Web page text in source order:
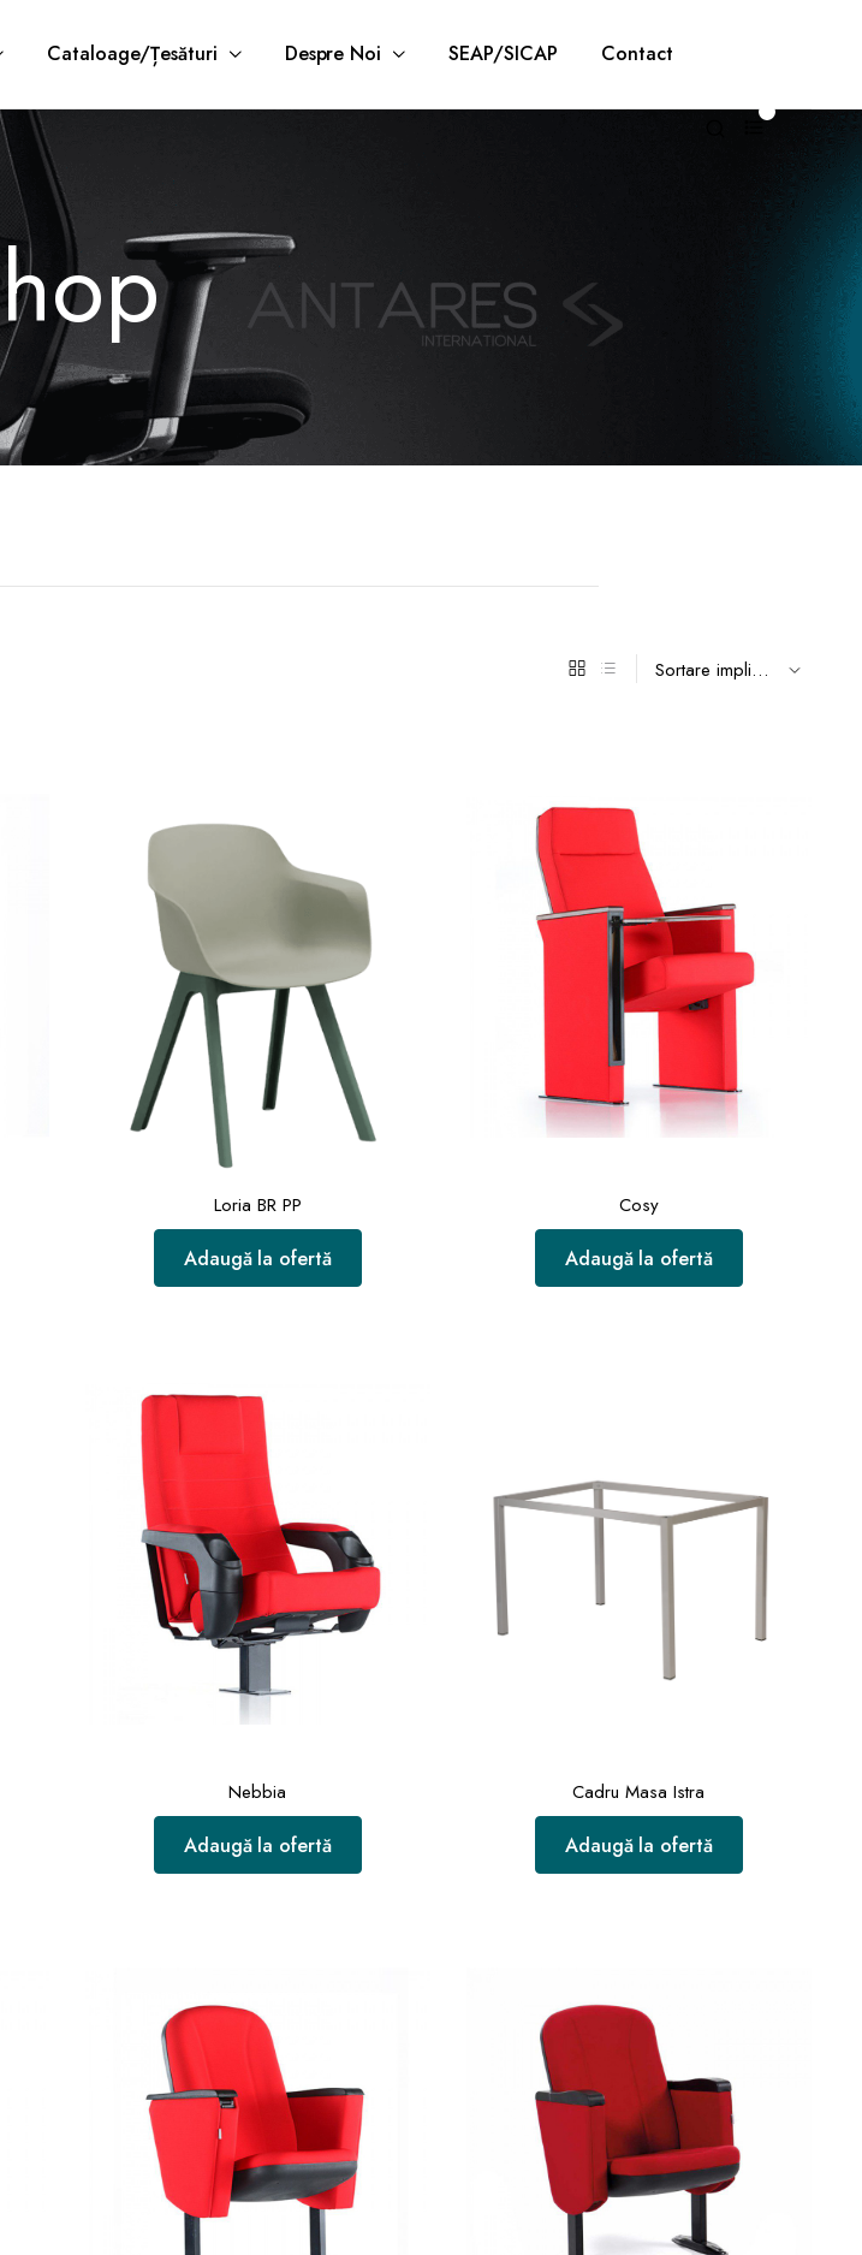
Cataloage/Țesături Despre Noi SEAP/SICAP Contact
Shop
Loria BR PP
Adaugă la ofertă
Cosy
Adaugă la ofertă
Nebbia
Adaugă la ofertă
Cadru Masa Istra
Adaugă la ofertă